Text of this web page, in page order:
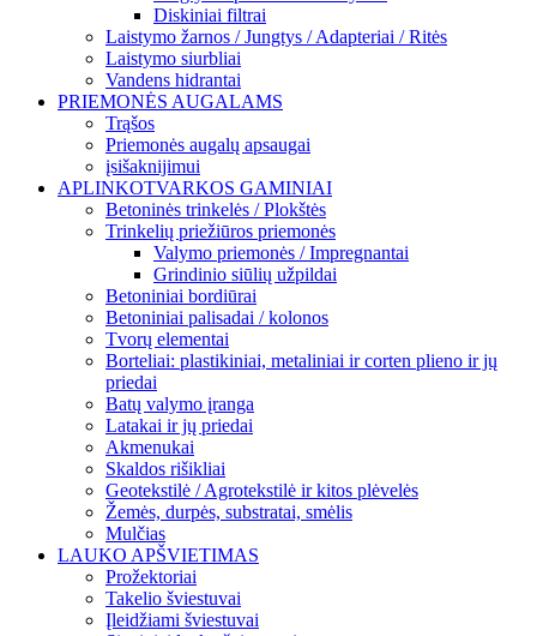
Diskiniai filtrai
Laistymo žarnos / Jungtys / Adapteriai / Ritės
Laistymo siurbliai
Vandens hidrantai
PRIEMONĖS AUGALAMS
Trąšos
Priemonės augalų apsaugai
įsišaknijimui
APLINKOTVARKOS GAMINIAI
Betoninės trinkelės / Plokštės
Trinkelių priežiūros priemonės
Valymo priemonės / Impregnantai
Grindinio siūlių užpildai
Betoniniai bordiūrai
Betoniniai palisadai / kolonos
Tvorų elementai
Borteliai: plastikiniai, metaliniai ir corten plieno ir jų
priedai
Batų valymo įranga
Latakai ir jų priedai
Akmenukai
Skaldos rišikliai
Geotekstilė / Agrotekstilė ir kitos plėvelės
Žemės, durpės, substratai, smėlis
Mulčias
LAUKO APŠVIETIMAS
Prožektoriai
Takelio šviestuvai
Įleidžiami šviestuvai